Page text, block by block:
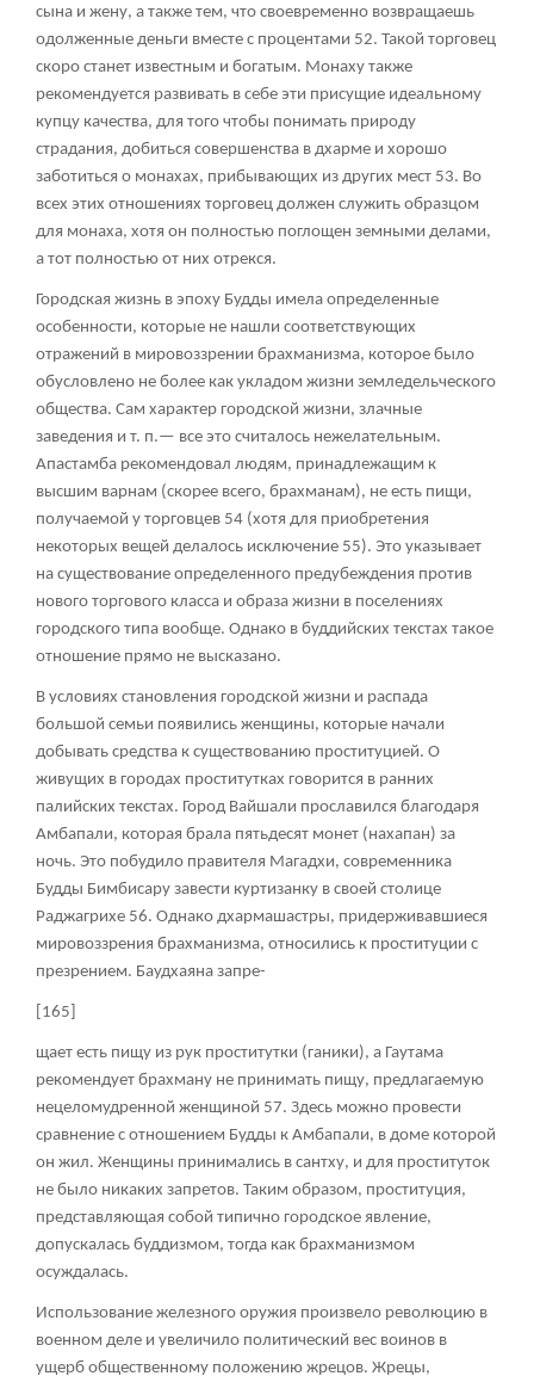
сына и жену, а также тем, что своевременно возвращаешь
одолженные деньги вместе с процентами 52. Такой торговец
скоро станет известным и богатым. Монаху также
рекомендуется развивать в себе эти присущие идеальному
купцу качества, для того чтобы понимать природу
страдания, добиться совершенства в дхарме и хорошо
заботиться о монахах, прибывающих из других мест 53. Во
всех этих отношениях торговец должен служить образцом
для монаха, хотя он полностью поглощен земными делами,
а тот полностью от них отрекся.
Городская жизнь в эпоху Будды имела определенные
особенности, которые не нашли соответствующих
отражений в мировоззрении брахманизма, которое было
обусловлено не более как укладом жизни земледельческого
общества. Сам характер городской жизни, злачные
заведения и т. п.— все это считалось нежелательным.
Апастамба рекомендовал людям, принадлежащим к
высшим варнам (скорее всего, брахманам), не есть пищи,
получаемой у торговцев 54 (хотя для приобретения
некоторых вещей делалось исключение 55). Это указывает
на существование определенного предубеждения против
нового торгового класса и образа жизни в поселениях
городского типа вообще. Однако в буддийских текстах такое
отношение прямо не высказано.
В условиях становления городской жизни и распада
большой семьи появились женщины, которые начали
добывать средства к существованию проституцией. О
живущих в городах проститутках говорится в ранних
палийских текстах. Город Вайшали прославился благодаря
Амбапали, которая брала пятьдесят монет (нахапан) за
ночь. Это побудило правителя Магадхи, современника
Будды Бимбисару завести куртизанку в своей столице
Раджагрихе 56. Однако дхармашастры, придерживавшиеся
мировоззрения брахманизма, относились к проституции с
презрением. Баудхаяна запре-
[165]
щает есть пищу из рук проститутки (ганики), а Гаутама
рекомендует брахману не принимать пищу, предлагаемую
нецеломудренной женщиной 57. Здесь можно провести
сравнение с отношением Будды к Амбапали, в доме которой
он жил. Женщины принимались в сантху, и для проституток
не было никаких запретов. Таким образом, проституция,
представляющая собой типично городское явление,
допускалась буддизмом, тогда как брахманизмом
осуждалась.
Использование железного оружия произвело революцию в
военном деле и увеличило политический вес воинов в
ущерб общественному положению жрецов. Жрецы,